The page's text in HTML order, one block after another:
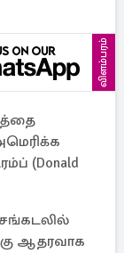
விளம்பரம்
(Donald
ஆதரவாக